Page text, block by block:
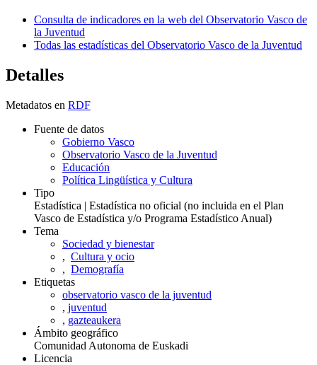
Consulta de indicadores en la web del Observatorio Vasco de
la Juventud
Todas las estadísticas del Observatorio Vasco de la Juventud
Detalles
Metadatos en RDF
Fuente de datos
Gobierno Vasco
Observatorio Vasco de la Juventud
Educación
Política Lingüística y Cultura
Tipo
Estadística | Estadística no oficial (no incluida en el Plan
Vasco de Estadística y/o Programa Estadístico Anual)
Tema
Sociedad y bienestar
, Cultura y ocio
, Demografía
Etiquetas
observatorio vasco de la juventud
, juventud
, gazteaukera
Ámbito geográfico
Comunidad Autonoma de Euskadi
Licencia